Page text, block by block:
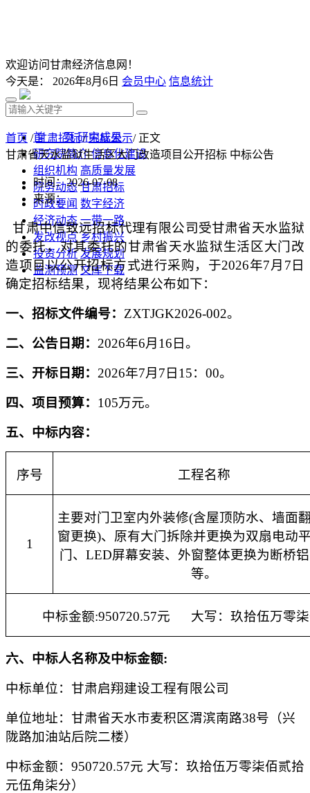
欢迎访问甘肃经济信息网！
今天是： 2026年8月6日 会员中心 信息统计
首 页 研究成果
研究院简介 信息化建设
组织机构 高质量发展
院务动态 甘肃招标
时政要闻 数字经济
经济动态 一带一路
发改视点 乡村振兴
投资分析 发展规划
监测预测 文库下载
首页 /甘肃招标/中标公示/ 正文
甘肃省天水监狱生活区大门改造项目公开招标 中标公告
时间：2026-07-08
来源：
甘肃中信致远招标代理有限公司受甘肃省天水监狱
的委托，对其委托的甘肃省天水监狱生活区大门改
造项目以公开招标方式进行采购，于2026年7月 7 日
确定招标结果，现将结果公布如下：
一、招标文件编号： ZXTJGK2026-002。
二、 公告日期： 2026年6月 16 日。
三、 开标 日期： 2026年7月 7 日 15： 00。
四、 项目预算： 105万元。
五、 中标内容：
序号 工程名称
1
主要对门卫室内外装修(含屋顶防水、墙面
窗更换)、原有大门拆除并更换为双扇电动
门、LED屏幕安装、外窗整体更换为断桥
等。
中标金额:950720.57元 大写： 玖拾伍万零
六、 中标人名称及中标金额:
中标单位： 甘肃启翔建设工程有限公司
单位地址： 甘肃省天水市麦积区渭滨南路38号（兴
陇路加油站后院二楼）
中标金额： 950720.57元 大写： 玖拾伍万零柒佰贰拾
元伍角柒分）